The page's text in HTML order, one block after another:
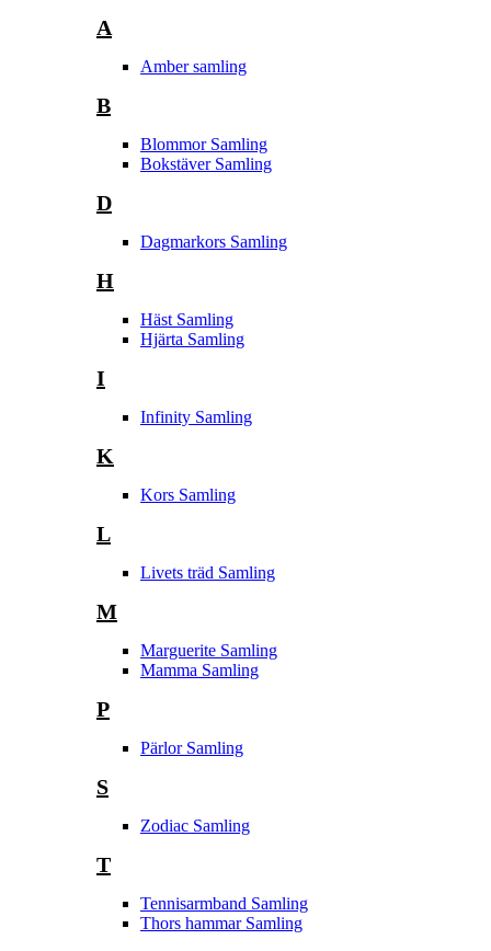
A
Amber samling
B
Blommor Samling
Bokstäver Samling
D
Dagmarkors Samling
H
Häst Samling
Hjärta Samling
I
Infinity Samling
K
Kors Samling
L
Livets träd Samling
M
Marguerite Samling
Mamma Samling
P
Pärlor Samling
S
Zodiac Samling
T
Tennisarmband Samling
Thors hammar Samling